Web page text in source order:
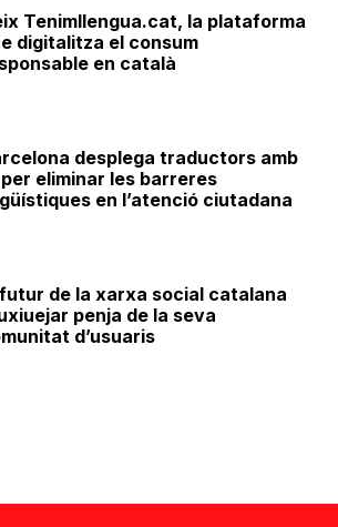
Tenimllengua.cat, la plataforma
digitalitza el consum
en català
desplega traductors amb
per eliminar les barreres
en l’atenció ciutadana
de la xarxa social catalana
penja de la seva
d’usuaris